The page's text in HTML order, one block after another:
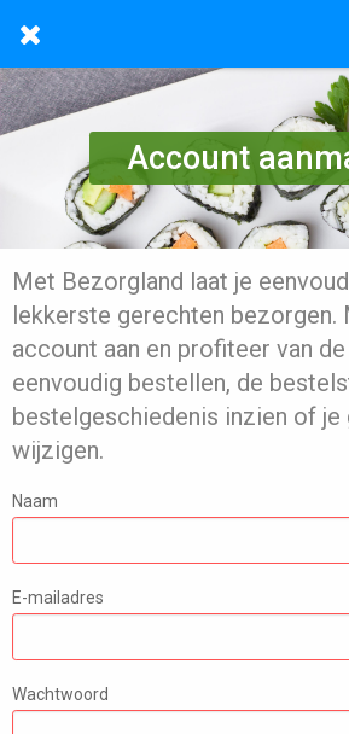
Account
Met Bezorgland laat je
lekkerste gerechten bezorgen.
account aan en profiteer van
eenvoudig bestellen, de
bestelgeschiedenis inzien of je
wijzigen.
Naam
E-mailadres
Wachtwoord